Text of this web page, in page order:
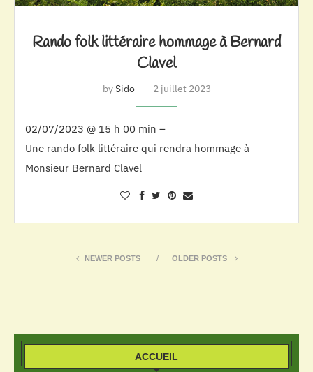
Rando folk littéraire hommage à Bernard
Clavel
bySido 2 juillet 2023
02/07/2023 @ 15 h 00 min –
Une rando folk littéraire qui rendra hommage à
Monsieur Bernard Clavel
NEWER POSTS OLDER POSTS
ACCUEIL